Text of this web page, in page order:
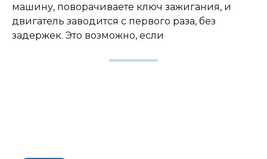
машину, поворачиваете ключ зажигания, и
двигатель заводится с первого раза, без
задержек. Это возможно, если